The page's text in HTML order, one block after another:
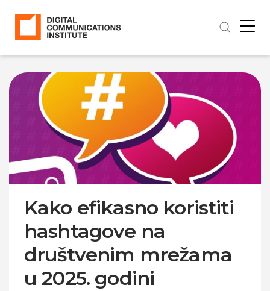
Kako efikasno koristiti
hashtagove na
društvenim mrežama
u 2025. godini